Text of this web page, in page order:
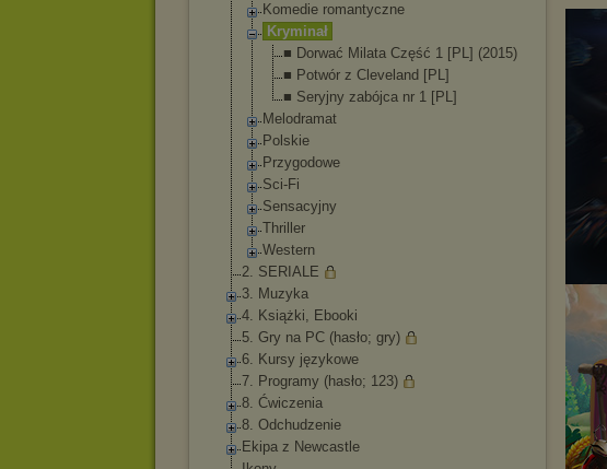
Komedie romantyczne
Kryminał
■ Dorwać Milata Część 1 [PL] (2015)
■ Potwór z Cleveland [PL]
■ Seryjny zabójca nr 1 [PL]
Melodramat
Polskie
Przygodowe
Sci-Fi
Sensacyjny
Thriller
Western
2. SERIALE
3. Muzyka
4. Książki, Ebooki
5. Gry na PC (hasło; gry)
6. Kursy językowe
7. Programy (hasło; 123)
8. Ćwiczenia
8. Odchudzenie
Ekipa z Newcastle